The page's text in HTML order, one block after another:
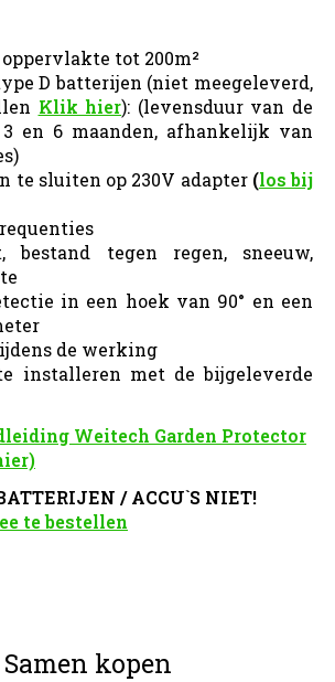
tot 200m²
D batterijen (niet meegeleverd,
Klik hier): (levensduur van de
en 6 maanden, afhankelijk van
te sluiten op 230V adapter (los bij
bestand tegen regen, sneeuw,
in een hoek van 90° en een
de werking
installeren met de bijgeleverde
Weitech Garden Protector
/ ACCU`S NIET!
te bestellen
Samen kopen